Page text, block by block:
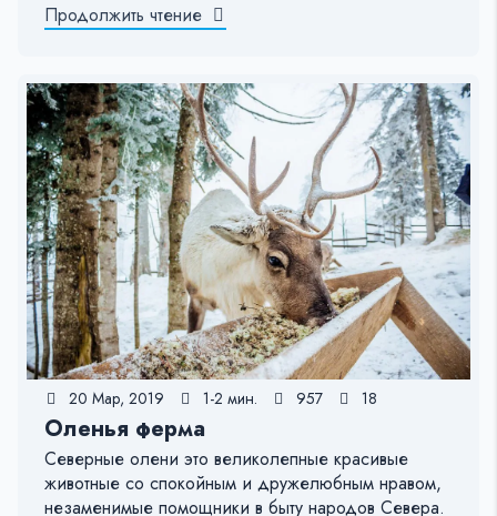
Продолжить чтение
20 Мар, 2019 1-2 мин. 957 18
Оленья ферма
Северные олени это великолепные красивые
животные со спокойным и дружелюбным нравом,
незаменимые помощники в быту народов Севера.